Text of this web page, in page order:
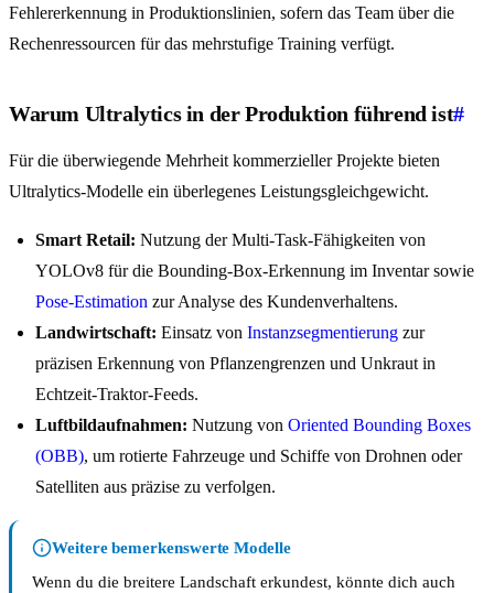
Fehlererkennung in Produktionslinien, sofern das Team über die
Rechenressourcen für das mehrstufige Training verfügt.
Warum Ultralytics in der Produktion führend ist#
Für die überwiegende Mehrheit kommerzieller Projekte bieten
Ultralytics-Modelle ein überlegenes Leistungsgleichgewicht.
Smart Retail: Nutzung der Multi-Task-Fähigkeiten von
YOLOv8 für die Bounding-Box-Erkennung im Inventar sowie
Pose-Estimation zur Analyse des Kundenverhaltens.
Landwirtschaft: Einsatz von Instanzsegmentierung zur
präzisen Erkennung von Pflanzengrenzen und Unkraut in
Echtzeit-Traktor-Feeds.
Luftbildaufnahmen: Nutzung von Oriented Bounding Boxes
(OBB), um rotierte Fahrzeuge und Schiffe von Drohnen oder
Satelliten aus präzise zu verfolgen.
Weitere bemerkenswerte Modelle
Wenn du die breitere Landschaft erkundest, könnte dich auch